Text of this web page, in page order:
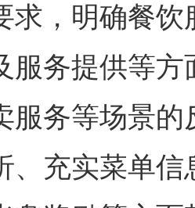
求，明确餐
服务提供等
服务等场景
、充实菜单